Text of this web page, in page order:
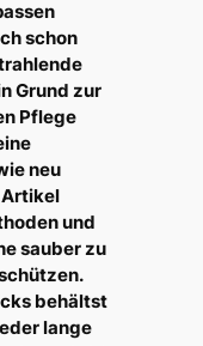
schon
Grund zur
Pflege
neu
und
sauber zu
behältst
lange